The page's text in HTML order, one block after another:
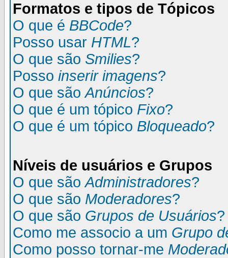
Formatos e tipos de Tópicos
O que é BBCode?
Posso usar HTML?
O que são Smilies?
Posso inserir imagens?
O que sãoAnúncios?
O que é um tópico Fixo?
O que é um tópico Bloqueado?
Níveis de usuários e Grupos
O que sãoAdministradores?
O que são Moderadores?
O que são Grupos de Usuários?
Como me associo a um Grupo
Como posso tornar-me